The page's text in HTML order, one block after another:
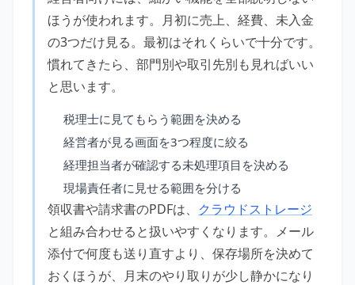
ほうが使われます。月初に売上、経費、未入金
の3つだけ見る。最初はそれくらいで十分です。
慣れてきたら、部門別や取引先別も見ればいい
と思います。
税理士に見てもらう範囲を決める
経営者が見る画面を3つ程度に絞る
経理担当者が確認する未処理項目を決める
現場責任者に見せる範囲を分ける
領収書や請求書のPDFは、 クラウドストレージ
と組み合わせると扱いやすくなります。メール
添付で何度も送り直すより、保存場所を決めて
おくほうが、月末のやり取りが少し静かになり